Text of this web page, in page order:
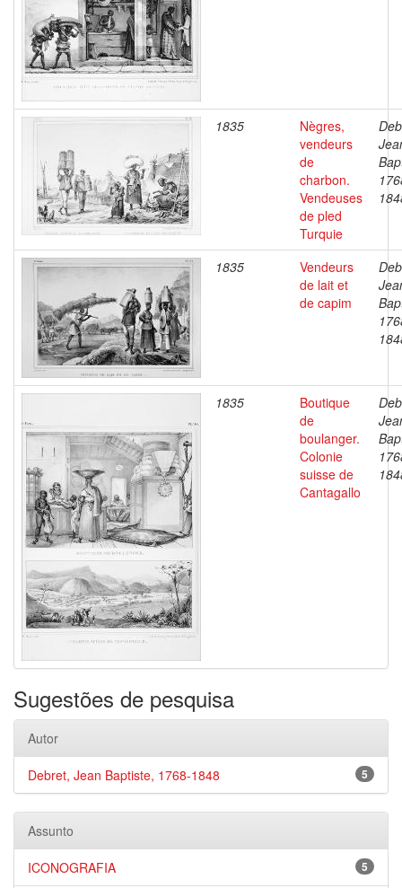
1835
Nègres,
vendeurs
de
charbon.
Vendeuses
de pled
Turquie
1835
Vendeurs
de lait et
de capim
1835
Boutique
de
boulanger.
Colonie
suisse de
Cantagallo
Sugestões de pesquisa
Autor
5
Debret, Jean Baptiste, 1768-1848
Assunto
5
ICONOGRAFIA